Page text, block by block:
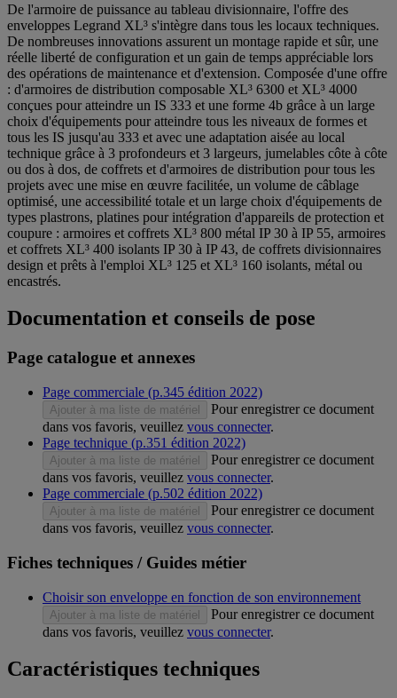
De l'armoire de puissance au tableau divisionnaire, l'offre des
enveloppes Legrand XL³ s'intègre dans tous les locaux techniques.
De nombreuses innovations assurent un montage rapide et sûr, une
réelle liberté de configuration et un gain de temps appréciable lors
des opérations de maintenance et d'extension. Composée d'une offre
: d'armoires de distribution composable XL³ 6300 et XL³ 4000
conçues pour atteindre un IS 333 et une forme 4b grâce à un large
choix d'équipements pour atteindre tous les niveaux de formes et
tous les IS jusqu'au 333 et avec une adaptation aisée au local
technique grâce à 3 profondeurs et 3 largeurs, jumelables côte à côte
ou dos à dos, de coffrets et d'armoires de distribution pour tous les
projets avec une mise en œuvre facilitée, un volume de câblage
optimisé, une accessibilité totale et un large choix d'équipements de
types plastrons, platines pour intégration d'appareils de protection et
coupure : armoires et coffrets XL³ 800 métal IP 30 à IP 55, armoires
et coffrets XL³ 400 isolants IP 30 à IP 43, de coffrets divisionnaires
design et prêts à l'emploi XL³ 125 et XL³ 160 isolants, métal ou
encastrés.
Documentation et conseils de pose
Page catalogue et annexes
Page commerciale (p.345 édition 2022)
Ajouter à ma liste de matériel
Pour enregistrer ce document
dans vos favoris, veuillez vous connecter.
Page technique (p.351 édition 2022)
Ajouter à ma liste de matériel
Pour enregistrer ce document
dans vos favoris, veuillez vous connecter.
Page commerciale (p.502 édition 2022)
Ajouter à ma liste de matériel
Pour enregistrer ce document
dans vos favoris, veuillez vous connecter.
Fiches techniques / Guides métier
Choisir son enveloppe en fonction de son environnement
Ajouter à ma liste de matériel
Pour enregistrer ce document
dans vos favoris, veuillez vous connecter.
Caractéristiques techniques